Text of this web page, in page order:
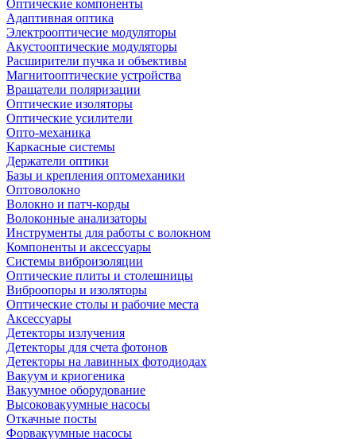
Оптические компоненты
Адаптивная оптика
Электрооптичесие модуляторы
Акустооптические модуляторы
Расширители пучка и объективы
Магнитооптические устройства
Вращатели поляризации
Оптические изоляторы
Оптические усилители
Опто-механика
Каркасные системы
Держатели оптики
Базы и крепления оптомеханики
Оптоволокно
Волокно и патч-корды
Волоконные анализаторы
Инструменты для работы с волокном
Компоненты и аксессуары
Системы виброизоляции
Оптические плиты и столешницы
Виброопоры и изоляторы
Оптические столы и рабочие места
Аксессуары
Детекторы излучения
Детекторы для счета фотонов
Детекторы на лавинных фотодиодах
Вакуум и криогеника
Вакуумное оборудование
Высоковакуумные насосы
Откачные посты
Форвакуумные насосы